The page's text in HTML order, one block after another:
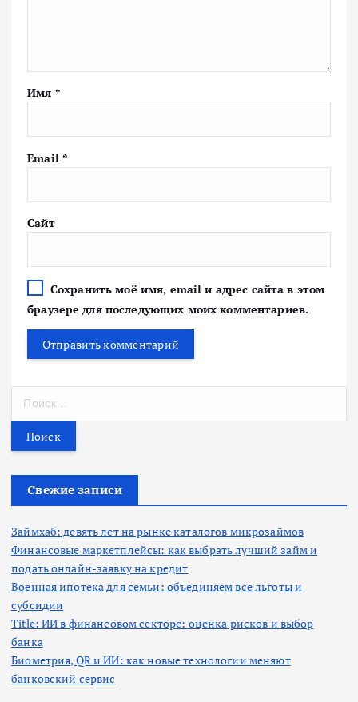
Имя *
Email *
Сайт
Сохранить моё имя, email и адрес сайта в этом
браузере для последующих моих комментариев.
т
Свежие записи
Займхаб: девять лет на рынке каталогов микрозаймов
Финансовые маркетплейсы: как выбрать лучший займ и
подать онлайн-заявку на кредит
Военная ипотека для семьи: объединяем все льготы и
субсидии
Title: ИИ в финансовом секторе: оценка рисков и выбор
банка
Биометрия, QR и ИИ: как новые технологии меняют
банковский сервис